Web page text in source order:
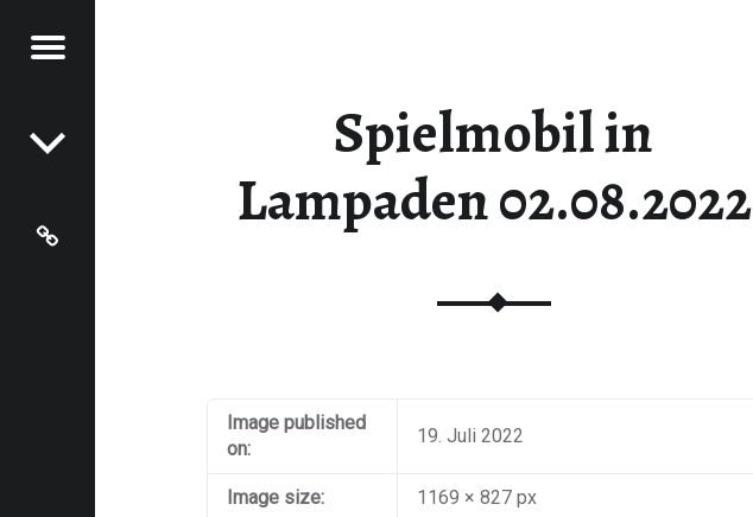
Menu
Spielmobil in
Lampaden 02.08.2022
Image published
on:
19. Juli 2022
Image size: 1169 × 827 px